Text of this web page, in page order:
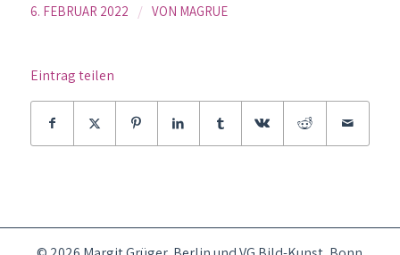
6. FEBRUAR 2022 / VON MAGRUE
Eintrag teilen